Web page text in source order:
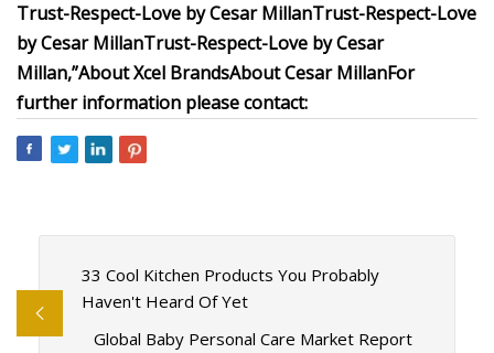
Trust-Respect-Love by Cesar MillanTrust-Respect-Love
by Cesar MillanTrust-Respect-Love by Cesar
Millan,”About Xcel BrandsAbout Cesar MillanFor
further information please contact:
33 Cool Kitchen Products You Probably
Haven't Heard Of Yet
Global Baby Personal Care Market Report